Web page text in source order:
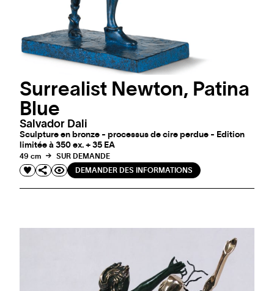
Surrealist Newton, Patina
Blue
Salvador Dali
Sculpture en bronze - processus de cire perdue - Edition
limitée à 350 ex. + 35 EA
49 cm
SUR DEMANDE
DEMANDER DES INFORMATIONS